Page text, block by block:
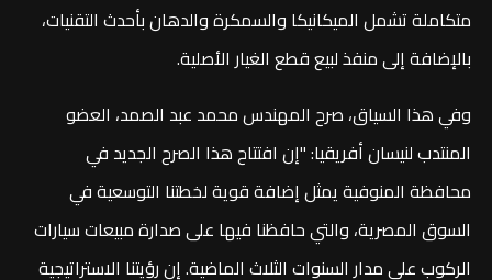
متكاملة تشمل الميكانيكا والسمكرة والدهان بأحدث التقنيات،
بالإضافة إلى منفذ لبيع قطع الغيار الأصلية.
وفي هذا السياق، صرح المهندس محمد عبد الصمد، العضو
المنتدب لنيسان أفريقيا: "إن افتتاح هذا الصرح الجديد في
محافظة المنوفية يمثل إضافة قوية لخطتنا التوسعية في
السوق المصرية، والتي حافظنا فيها على صدارة مبيعات سيارات
الركوب على مدار السنوات الثلاث الماضية. إن رؤيتنا الاستراتيجية